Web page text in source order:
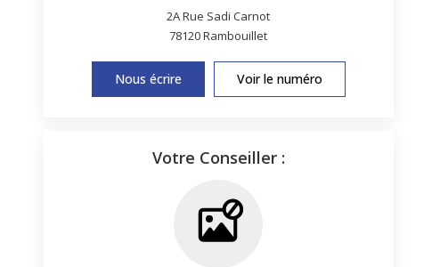
2A Rue Sadi Carnot
78120Rambouillet
Nous écrire Voir le numéro
Votre Conseiller :